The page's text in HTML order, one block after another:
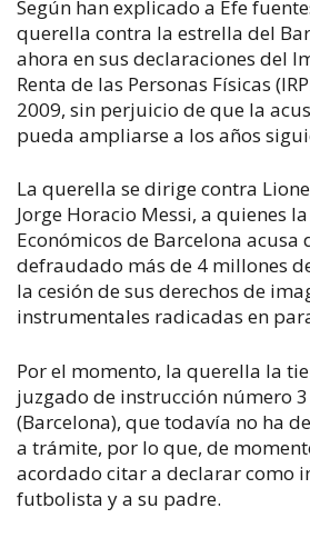
Según han explicado a Efe
querella contra la estrella del
ahora en sus declaraciones del
Renta de las Personas Físicas
2009, sin perjuicio de que la
pueda ampliarse a los años
La querella se dirige contra
Jorge Horacio Messi, a quienes
Económicos de Barcelona acusa
defraudado más de 4 millones
la cesión de sus derechos de
instrumentales radicadas en
Por el momento, la querella la
juzgado de instrucción número 3
(Barcelona), que todavía no ha
a trámite, por lo que, de
acordado citar a declarar como
futbolista y a su padre.